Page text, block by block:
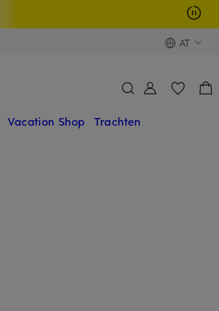
AT
Vacation Shop Trachten